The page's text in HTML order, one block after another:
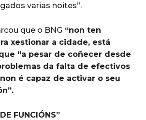
varias noites”.
que o BNG “non ten
xestionar a cidade, está
“a pesar de coñecer desde
da falta de efectivos
é capaz de activar o seu
FUNCIÓNS”